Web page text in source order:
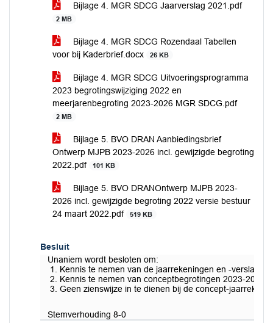
Bijlage 4. MGR SDCG Jaarverslag 2021.pdf
2 MB
Bijlage 4. MGR SDCG Rozendaal Tabellen
voor bij Kaderbrief.docx
26 KB
Bijlage 4. MGR SDCG Uitvoeringsprogramma
2023 begrotingswijziging 2022 en
meerjarenbegroting 2023-2026 MGR SDCG.pdf
2 MB
Bijlage 5. BVO DRAN Aanbiedingsbrief
Ontwerp MJPB 2023-2026 incl. gewijzigde begroting
2022.pdf
101 KB
Bijlage 5. BVO DRANOntwerp MJPB 2023-
2026 incl. gewijzigde begroting 2022 versie bestuur
24 maart 2022.pdf
519 KB
Besluit
Unaniem wordt besloten om:
Kennis te nemen van de jaarrekeningen en -
Kennis te nemen van conceptbegrotingen 2023-2026
Geen zienswijze in te dienen bij de concept-
Stemverhouding 8-0